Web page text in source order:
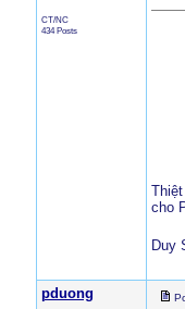
CT/NC
434 Posts
cho
Duy
pduong